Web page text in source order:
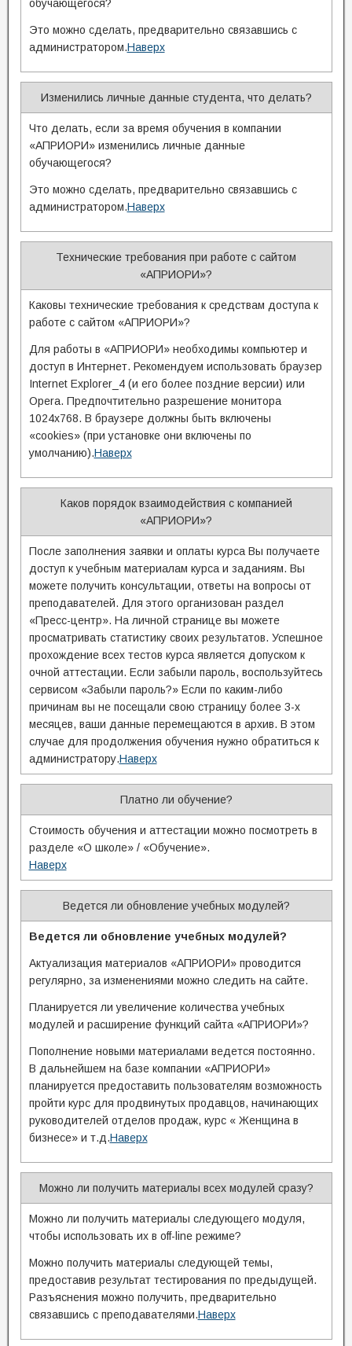
обучающегося?
Это можно сделать, предварительно связавшись с
администратором.Наверх
Изменились личные данные студента, что делать?
Что делать, если за время обучения в компании
«АПРИОРИ» изменились личные данные
обучающегося?
Это можно сделать, предварительно связавшись с
администратором.Наверх
Технические требования при работе с сайтом
«АПРИОРИ»?
Каковы технические требования к средствам доступа к
работе с сайтом «АПРИОРИ»?
Для работы в «АПРИОРИ» необходимы компьютер и
доступ в Интернет. Рекомендуем использовать браузер
Internet Explorer_4 (и его более поздние версии) или
Opera. Предпочтительно разрешение монитора
1024х768. В браузере должны быть включены
«cookies» (при установке они включены по
умолчанию).Наверх
Каков порядок взаимодействия с компанией
«АПРИОРИ»?
После заполнения заявки и оплаты курса Вы получаете
доступ к учебным материалам курса и заданиям. Вы
можете получить консультации, ответы на вопросы от
преподавателей. Для этого организован раздел
«Пресс-центр». На личной странице вы можете
просматривать статистику своих результатов. Успешное
прохождение всех тестов курса является допуском к
очной аттестации. Если забыли пароль, воспользуйтесь
сервисом «Забыли пароль?» Если по каким-либо
причинам вы не посещали свою страницу более 3-х
месяцев, ваши данные перемещаются в архив. В этом
случае для продолжения обучения нужно обратиться к
администратору.Наверх
Платно ли обучение?
Стоимость обучения и аттестации можно посмотреть в
разделе «О школе» / «Обучение».
Наверх
Ведется ли обновление учебных модулей?
Ведется ли обновление учебных модулей?
Актуализация материалов «АПРИОРИ» проводится
регулярно, за изменениями можно следить на сайте.
Планируется ли увеличение количества учебных
модулей и расширение функций сайта «АПРИОРИ»?
Пополнение новыми материалами ведется постоянно.
В дальнейшем на базе компании «АПРИОРИ»
планируется предоставить пользователям возможность
пройти курс для продвинутых продавцов, начинающих
руководителей отделов продаж, курс « Женщина в
бизнесе» и т.д.Наверх
Можно ли получить материалы всех модулей сразу?
Можно ли получить материалы следующего модуля,
чтобы использовать их в off-line режиме?
Можно получить материалы следующей темы,
предоставив результат тестирования по предыдущей.
Разъяснения можно получить, предварительно
связавшись с преподавателями.Наверх